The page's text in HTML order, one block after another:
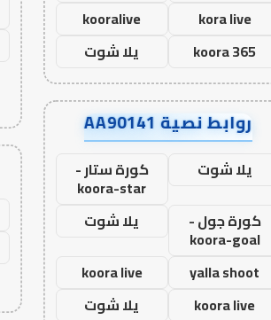
kora live
kooralive
koora 365
يلا شوت
روابط نصية AA90141
يلا شوت كورة ستار -
koora-star
كورة جول -
koora-goal
يلا شوت
yalla shoot
koora live
koora live
يلا شوت